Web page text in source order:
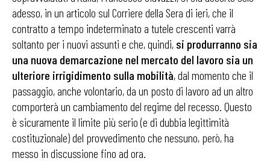
adesso, in un articolo sul Corriere della Sera di ieri, che il
contratto a tempo indeterminato a tutele crescenti varrà
soltanto per i nuovi assunti e che, quindi, si produrranno sia
una nuova demarcazione nel mercato del lavoro sia un
ulteriore irrigidimento sulla mobilità, dal momento che il
passaggio, anche volontario, da un posto di lavoro ad un altro
comporterà un cambiamento del regime del recesso. Questo
è sicuramente il limite più serio (e di dubbia legittimità
costituzionale) del provvedimento che nessuno, però, ha
messo in discussione fino ad ora.